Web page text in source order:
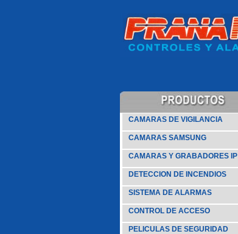
CAMARAS DE VIGILANCIA
CAMARAS SAMSUNG
CAMARAS Y GRABADORES IP
DETECCION DE INCENDIOS
SISTEMA DE ALARMAS
CONTROL DE ACCESO
PELICULAS DE SEGURIDAD